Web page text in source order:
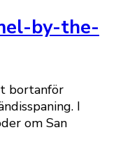
by-the-
bortanför
I
om San